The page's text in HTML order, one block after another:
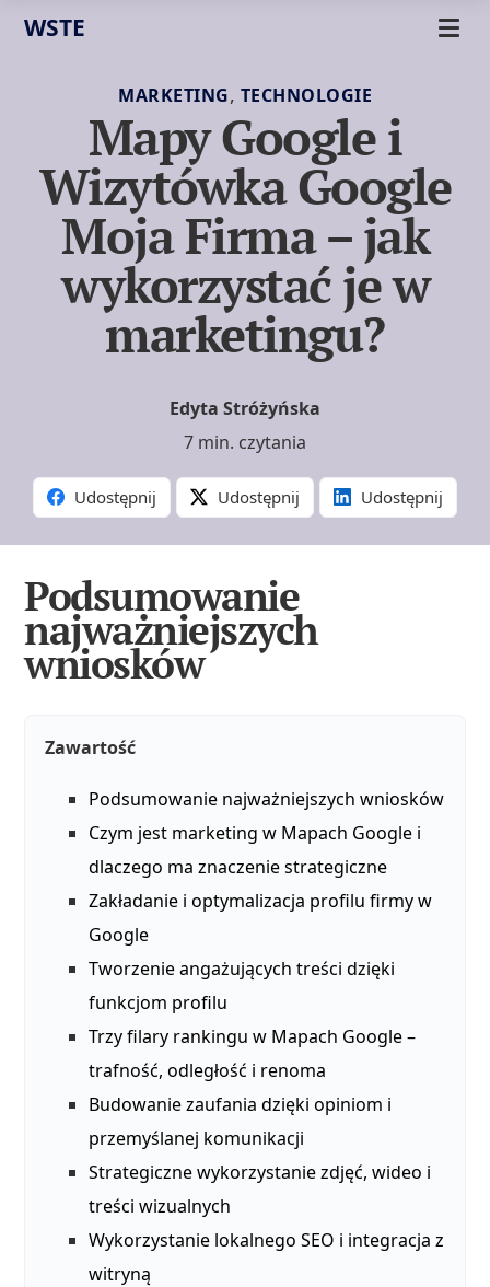
WSTE
MARKETING, TECHNOLOGIE
Mapy Google i
Wizytówka Google
Moja Firma – jak
wykorzystać je w
marketingu?
Edyta Stróżyńska
7 min. czytania
Udostępnij Udostępnij Udostępnij
Podsumowanie
najważniejszych
wniosków
Zawartość
Podsumowanie najważniejszych wniosków
Czym jest marketing w Mapach Google i
dlaczego ma znaczenie strategiczne
Zakładanie i optymalizacja profilu firmy w
Google
Tworzenie angażujących treści dzięki
funkcjom profilu
Trzy filary rankingu w Mapach Google –
trafność, odległość i renoma
Budowanie zaufania dzięki opiniom i
przemyślanej komunikacji
Strategiczne wykorzystanie zdjęć, wideo i
treści wizualnych
Wykorzystanie lokalnego SEO i integracja z
witryną